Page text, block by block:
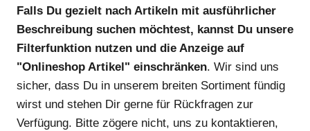
Falls Du gezielt nach Artikeln mit ausführlicher
Beschreibung suchen möchtest, kannst Du unsere
Filterfunktion nutzen und die Anzeige auf
"Onlineshop Artikel" einschränken. Wir sind uns
sicher, dass Du in unserem breiten Sortiment fündig
wirst und stehen Dir gerne für Rückfragen zur
Verfügung. Bitte zögere nicht, uns zu kontaktieren,